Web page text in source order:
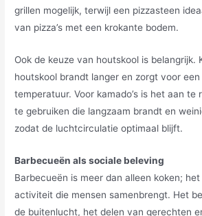
grillen mogelijk, terwijl een pizzasteen
van pizza’s met een krokante bodem.
Ook de keuze van houtskool is belangrijk.
houtskool brandt langer en zorgt voor
temperatuur. Voor kamado’s is het aan te
te gebruiken die langzaam brandt en
zodat de luchtcirculatie optimaal blijft.
Barbecueën als sociale beleving
Barbecueën is meer dan alleen koken;
activiteit die mensen samenbrengt. Het
de buitenlucht, het delen van gerechten